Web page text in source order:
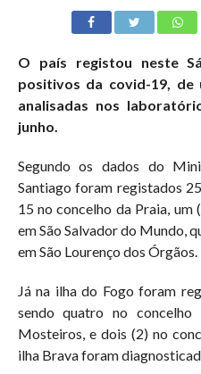
O país registou neste
positivos da covid-19,
analisadas nos
junho.
Segundo os dados do
Santiago foram registados
15 no concelho da Praia, um
em São Salvador do Mundo,
em São Lourenço dos Órgãos.
Já na ilha do Fogo foram
sendo quatro no
Mosteiros, e dois (2) no
ilha Brava foram